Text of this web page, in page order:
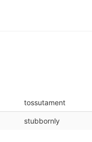
tossutament
stubbornly